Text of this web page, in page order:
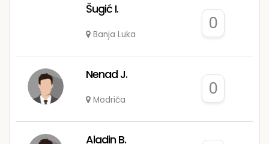
Šugić I.
Banja Luka
0
Nenad J.
Modriča
0
Aladin B.